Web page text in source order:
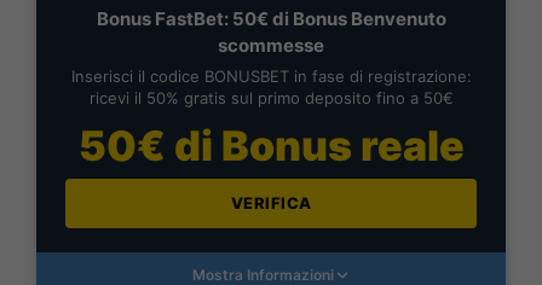
Bonus FastBet: 50€ di Bonus Benvenuto
scommesse
Inserisci il codice BONUSBET in fase di registrazione:
ricevi il 50% gratis sul primo deposito fino a 50€
50€ di Bonus reale
VERIFICA
Mostra Informazioni